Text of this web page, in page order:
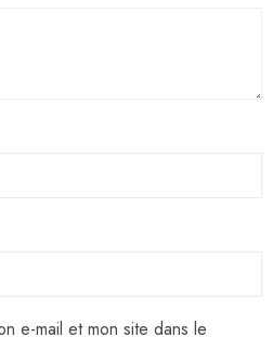
e-mail et mon site dans le